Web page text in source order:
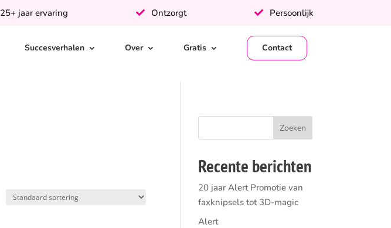
25+ jaar ervaring Ontzorgt Persoonlijk
Succesverhalen Over Gratis Contact
Recente berichten
20 jaar Alert Promotie van
faxknipsels tot 3D-magic
Alert